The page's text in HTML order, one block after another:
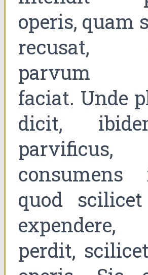
operis, quam
recusat,
parvum
faciat. Unde
dicit,
quod
perdit,